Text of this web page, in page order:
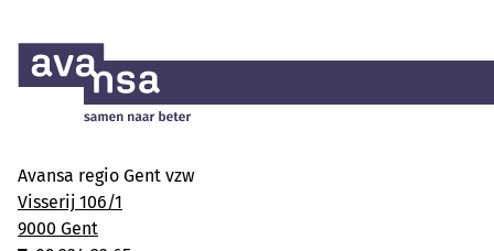
Avansa regio Gent vzw
Visserij 106/1
9000 Gent